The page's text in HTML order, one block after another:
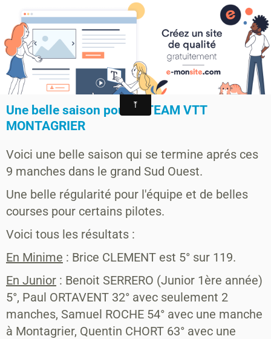
MONTAGRIER VTT-TRAIL
association montagrier sports loisirs
Classement général Challenge open
XC MASSI
Une belle saison pour le TEAM VTT
MONTAGRIER
Voici une belle saison qui se termine aprés ces
9 manches dans le grand Sud Ouest.
Une belle régularité pour l'équipe et de belles
courses pour certains pilotes.
Voici tous les résultats :
En Minime : Brice CLEMENT est 5° sur 119.
En Junior : Benoit SERRERO (Junior 1ère année)
5°, Paul ORTAVENT 32° avec seulement 2
manches, Samuel ROCHE 54° avec une manche
à Montagrier, Quentin CHORT 63° avec une